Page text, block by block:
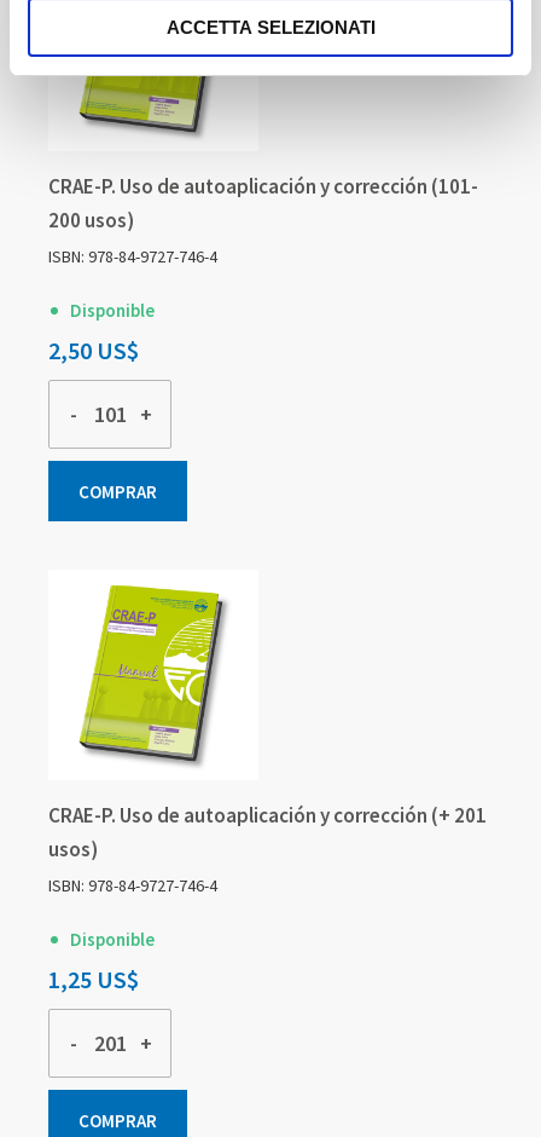
ACCETTA SELEZIONATI
CRAE-P. Uso de autoaplicación y corrección (101-
200 usos)
ISBN: 978-84-9727-746-4
Disponible
2,50 US$
- +
COMPRAR
CRAE-P. Uso de autoaplicación y corrección (+ 201
usos)
ISBN: 978-84-9727-746-4
Disponible
1,25 US$
- +
COMPRAR